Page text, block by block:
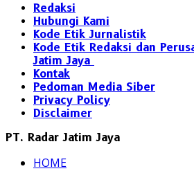
Redaksi
Hubungi Kami
Kode Etik Jurnalistik
Kode Etik Redaksi dan
Jatim Jaya
Kontak
Pedoman Media Siber
Privacy Policy
Disclaimer
PT. Radar Jatim Jaya
HOME